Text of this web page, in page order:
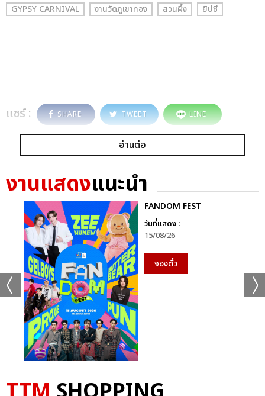
GYPSY CARNIVAL งานวัดภูเขาทอง สวนผึ้ง ยิปซี
แชร์ : SHARE TWEET LINE
อ่านต่อ
งานแสดงแนะนำ
FANDOM FEST
วันที่แสดง :
15/08/26
จองตั๋ว